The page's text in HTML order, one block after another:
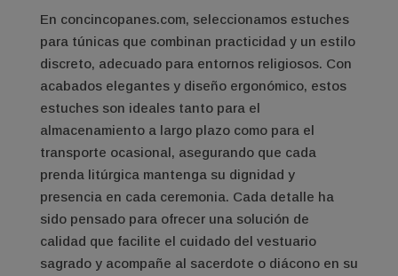
En concincopanes.com, seleccionamos estuches
para túnicas que combinan practicidad y un estilo
discreto, adecuado para entornos religiosos. Con
acabados elegantes y diseño ergonómico, estos
estuches son ideales tanto para el
almacenamiento a largo plazo como para el
transporte ocasional, asegurando que cada
prenda litúrgica mantenga su dignidad y
presencia en cada ceremonia. Cada detalle ha
sido pensado para ofrecer una solución de
calidad que facilite el cuidado del vestuario
sagrado y acompañe al sacerdote o diácono en su